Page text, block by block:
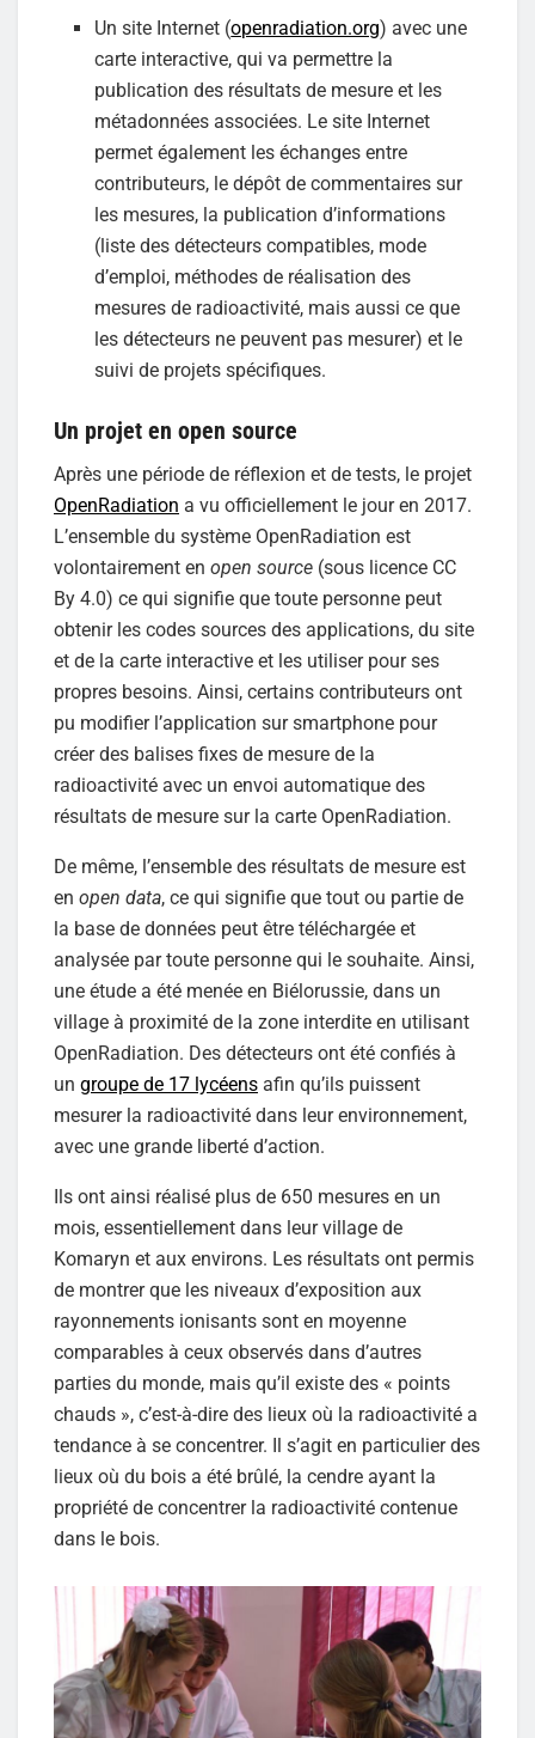
Un site Internet (openradiation.org) avec une
carte interactive, qui va permettre la
publication des résultats de mesure et les
métadonnées associées. Le site Internet
permet également les échanges entre
contributeurs, le dépôt de commentaires sur
les mesures, la publication d’informations
(liste des détecteurs compatibles, mode
d’emploi, méthodes de réalisation des
mesures de radioactivité, mais aussi ce que
les détecteurs ne peuvent pas mesurer) et le
suivi de projets spécifiques.
Un projet en open source
Après une période de réflexion et de tests, le projet
OpenRadiation a vu officiellement le jour en 2017.
L’ensemble du système OpenRadiation est
volontairement en open source (sous licence CC
By 4.0) ce qui signifie que toute personne peut
obtenir les codes sources des applications, du site
et de la carte interactive et les utiliser pour ses
propres besoins. Ainsi, certains contributeurs ont
pu modifier l’application sur smartphone pour
créer des balises fixes de mesure de la
radioactivité avec un envoi automatique des
résultats de mesure sur la carte OpenRadiation.
De même, l’ensemble des résultats de mesure est
en open data, ce qui signifie que tout ou partie de
la base de données peut être téléchargée et
analysée par toute personne qui le souhaite. Ainsi,
une étude a été menée en Biélorussie, dans un
village à proximité de la zone interdite en utilisant
OpenRadiation. Des détecteurs ont été confiés à
un groupe de 17 lycéens afin qu’ils puissent
mesurer la radioactivité dans leur environnement,
avec une grande liberté d’action.
Ils ont ainsi réalisé plus de 650 mesures en un
mois, essentiellement dans leur village de
Komaryn et aux environs. Les résultats ont permis
de montrer que les niveaux d’exposition aux
rayonnements ionisants sont en moyenne
comparables à ceux observés dans d’autres
parties du monde, mais qu’il existe des « points
chauds », c’est-à-dire des lieux où la radioactivité a
tendance à se concentrer. Il s’agit en particulier des
lieux où du bois a été brûlé, la cendre ayant la
propriété de concentrer la radioactivité contenue
dans le bois.